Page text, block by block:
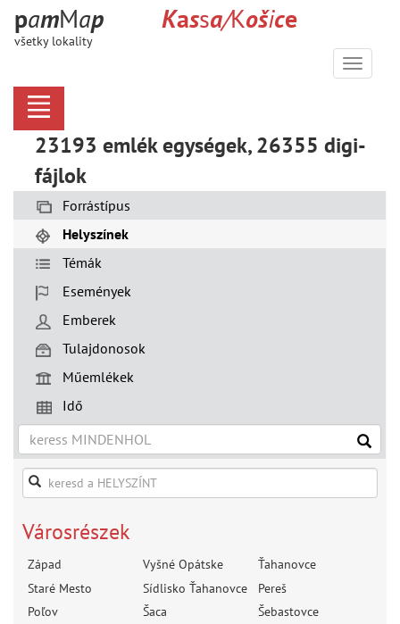
pamMap
všetky lokality
Kassa/Košice
Menu
23193 emlék egységek, 26355 digi-
fájlok
Forrástípus
Helyszínek
Témák
Események
Emberek
Tulajdonosok
Műemlékek
Idő
Városrészek
Západ Vyšné Opátske
Ťahanovce
Staré Mesto
Sídlisko Ťahanovce
Pereš
Poľov
Šaca
Šebastovce